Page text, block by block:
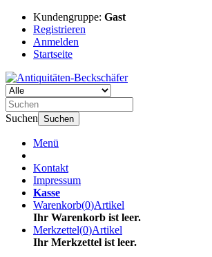
Kundengruppe: Gast
Registrieren
Anmelden
Startseite
Suchen Suchen
Menü
Kontakt
Impressum
Kasse
Warenkorb(0)Artikel
Ihr Warenkorb ist leer.
Merkzettel(0)Artikel
Ihr Merkzettel ist leer.